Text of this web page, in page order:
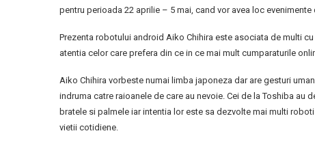
pentru perioada 22 aprilie – 5 mai, cand vor avea loc
Prezenta robotului android Aiko Chihira este asociata de multi
atentia celor care prefera din ce in ce mai mult cumparaturile
Aiko Chihira vorbeste numai limba japoneza dar are gesturi
indruma catre raioanele de care au nevoie. Cei de la Toshiba
bratele si palmele iar intentia lor este sa dezvolte mai multi
vietii cotidiene.